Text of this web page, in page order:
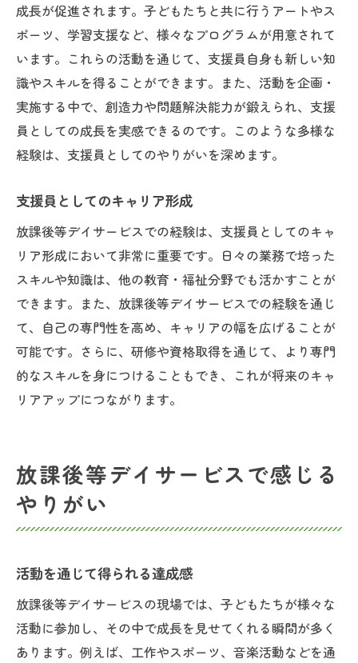
成長が促進されます。子どもたちと共に行うアートやス
ポーツ、学習支援など、様々なプログラムが用意されて
います。これらの活動を通じて、支援員自身も新しい知
識やスキルを得ることができます。また、活動を企画・
実施する中で、創造力や問題解決能力が鍛えられ、支援
員としての成長を実感できるのです。このような多様な
経験は、支援員としてのやりがいを深めます。
支援員としてのキャリア形成
放課後等デイサービスでの経験は、支援員としてのキャ
リア形成において非常に重要です。日々の業務で培った
スキルや知識は、他の教育・福祉分野でも活かすことが
できます。また、放課後等デイサービスでの経験を通じ
て、自己の専門性を高め、キャリアの幅を広げることが
可能です。さらに、研修や資格取得を通じて、より専門
的なスキルを身につけることもでき、これが将来のキャ
リアアップにつながります。
放課後等デイサービスで感じる
やりがい
活動を通じて得られる達成感
放課後等デイサービスの現場では、子どもたちが様々な
活動に参加し、その中で成長を見せてくれる瞬間が多く
あります。例えば、工作やスポーツ、音楽活動などを通